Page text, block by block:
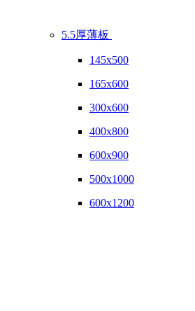
5.5厚薄板
145x500
165x600
300x600
400x800
600x900
500x1000
600x1200